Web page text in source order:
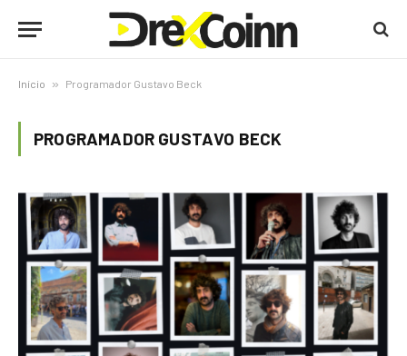
Início » Programador Gustavo Beck
PROGRAMADOR GUSTAVO BECK